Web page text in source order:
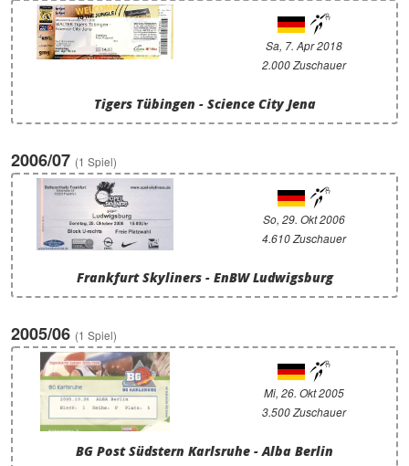
Sa, 7. Apr 2018
2.000 Zuschauer
Tigers Tübingen - Science City Jena
2006/07 (1 Spiel)
So, 29. Okt 2006
4.610 Zuschauer
Frankfurt Skyliners - EnBW Ludwigsburg
2005/06 (1 Spiel)
Mi, 26. Okt 2005
3.500 Zuschauer
BG Post Südstern Karlsruhe - Alba Berlin